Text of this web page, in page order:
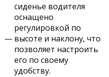
—
сиденье водителя
оснащено
регулировкой по
высоте и наклону, что
позволяет настроить
его по своему
удобству.